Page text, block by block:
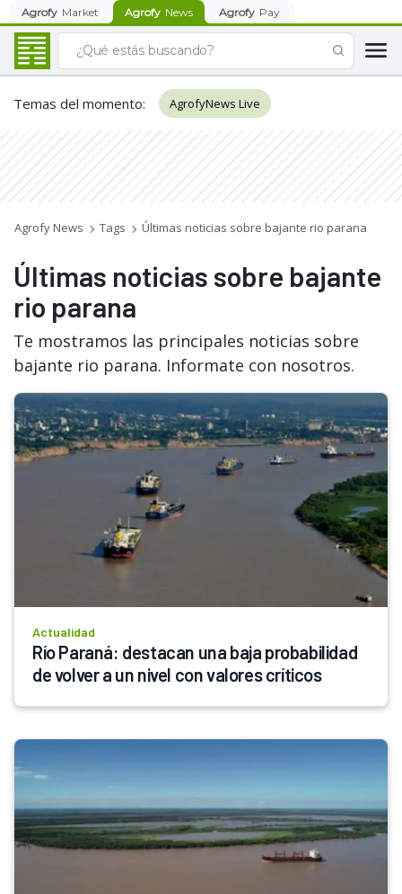
Agrofy Market Agrofy News Agrofy Pay
Temas del momento: AgrofyNews Live
Agrofy News Tags Últimas noticias sobre bajante rio parana
Últimas noticias sobre bajante
rio parana
Te mostramos las principales noticias sobre
bajante rio parana. Informate con nosotros.
Actualidad
Río Paraná: destacan una baja probabilidad
de volver a un nivel con valores críticos